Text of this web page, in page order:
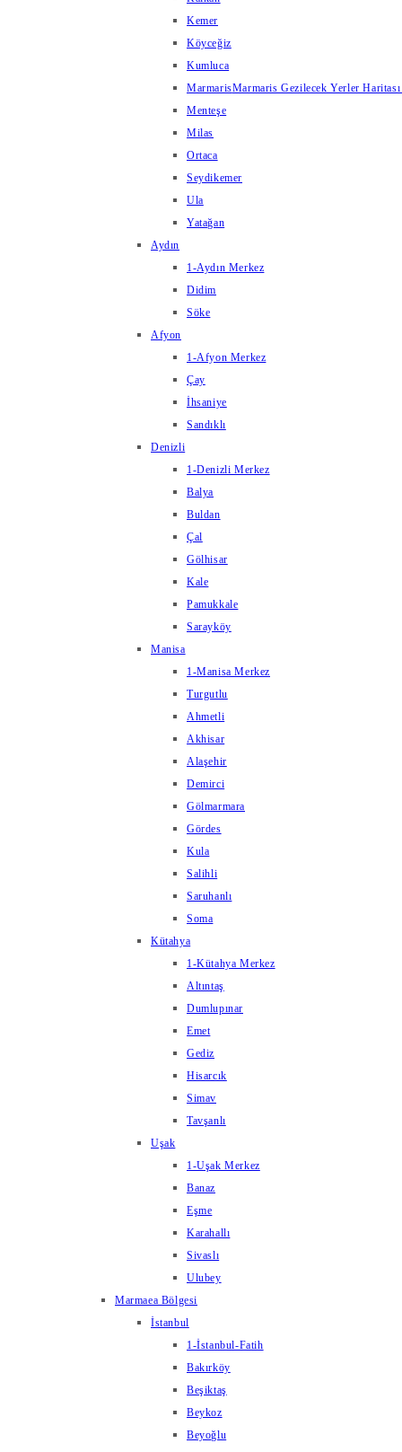
Kemer
Köyceğiz
Kumluca
MarmarisMarmaris Gezilecek Yerler
Menteşe
Milas
Ortaca
Seydikemer
Ula
Yatağan
Aydın
1-Aydın Merkez
Didim
Söke
Afyon
1-Afyon Merkez
Çay
İhsaniye
Sandıklı
Denizli
1-Denizli Merkez
Balya
Buldan
Çal
Gölhisar
Kale
Pamukkale
Sarayköy
Manisa
1-Manisa Merkez
Turgutlu
Ahmetli
Akhisar
Alaşehir
Demirci
Gölmarmara
Gördes
Kula
Salihli
Saruhanlı
Soma
Kütahya
1-Kütahya Merkez
Altıntaş
Dumlupınar
Emet
Gediz
Hisarcık
Simav
Tavşanlı
Uşak
1-Uşak Merkez
Banaz
Eşme
Karahallı
Sivaslı
Ulubey
Marmaea Bölgesi
İstanbul
1-İstanbul-Fatih
Bakırköy
Beşiktaş
Beykoz
Beyoğlu